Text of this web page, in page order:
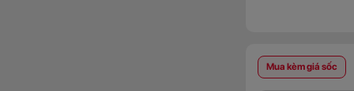
Mua kèm giá sốc